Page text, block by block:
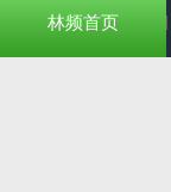
林频首页